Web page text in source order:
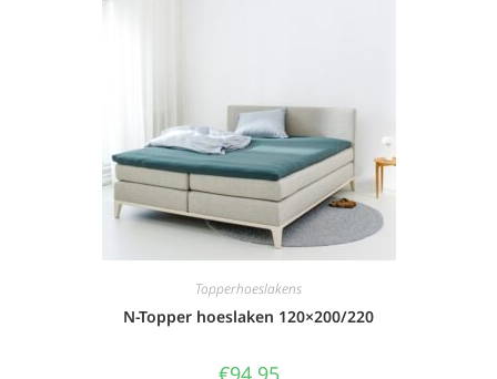
Topperhoeslakens
N-Topper hoeslaken 120×200/220
€94,95